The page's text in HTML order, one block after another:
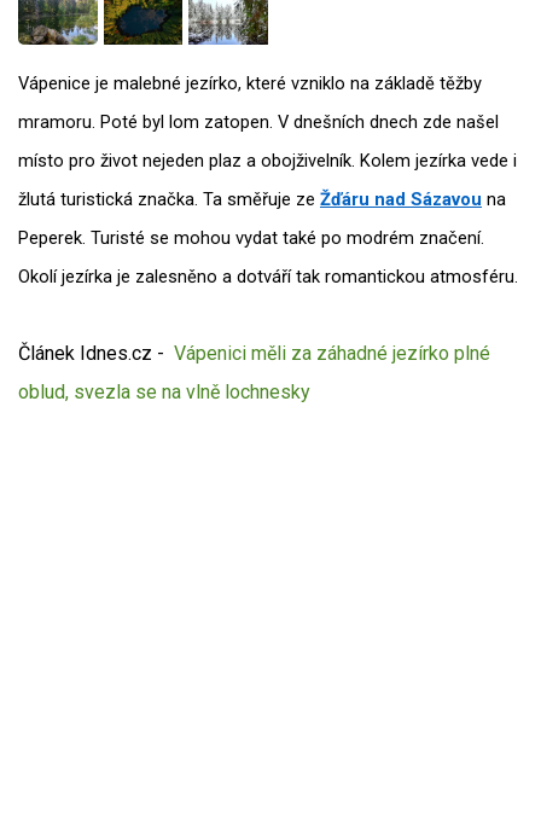
Vápenice je malebné jezírko, které vzniklo na základě těžby
mramoru. Poté byl lom zatopen. V dnešních dnech zde našel
místo pro život nejeden plaz a obojživelník. Kolem jezírka vede i
žlutá turistická značka. Ta směřuje ze Žďáru nad Sázavou na
Peperek. Turisté se mohou vydat také po modrém značení.
Okolí jezírka je zalesněno a dotváří tak romantickou atmosféru.
Článek Idnes.cz - Vápenici měli za záhadné jezírko plné
oblud, svezla se na vlně lochnesky